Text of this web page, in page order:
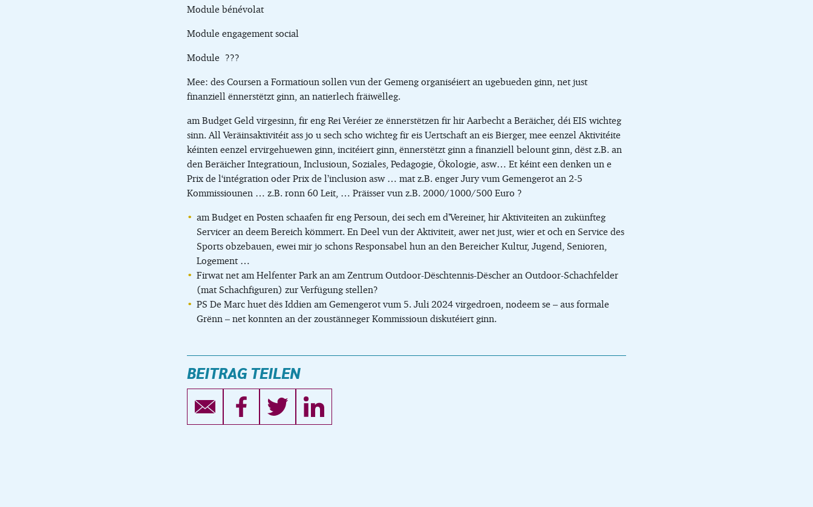
Module bénévolat
Module engagement social
Module ???
Mee: des Coursen a Formatioun sollen vun der Gemeng organiséiert an ugebueden ginn, net just
finanziell ënnerstëtzt ginn, an natierlech fräiwëlleg.
am Budget Geld virgesinn, fir eng Rei Veréier ze ënnerstëtzen fir hir Aarbecht a Beräicher, déi EIS wichteg
sinn. All Veräinsaktivitéit ass jo u sech scho wichteg fir eis Uertschaft an eis Bierger, mee eenzel Aktivitéite
kéinten eenzel ervirgehuewen ginn, incitéiert ginn, ënnerstëtzt ginn a finanziell belount ginn, dëst z.B. an
den Beräicher Integratioun, Inclusioun, Soziales, Pedagogie, Ökologie, asw… Et kéint een denken un e
Prix de l‘intégration oder Prix de l’inclusion asw … mat z.B. enger Jury vum Gemengerot an 2-5
Kommissiounen … z.B. ronn 60 Leit, … Präisser vun z.B. 2000/1000/500 Euro ?
am Budget en Posten schaafen fir eng Persoun, dei sech em d’Vereiner, hir Aktiviteiten an zukünfteg
Servicer an deem Bereich kömmert. En Deel vun der Aktiviteit, awer net just, wier et och en Service des
Sports obzebauen, ewei mir jo schons Responsabel hun an den Bereicher Kultur, Jugend, Senioren,
Logement …
Firwat net am Helfenter Park an am Zentrum Outdoor-Dëschtennis-Dëscher an Outdoor-Schachfelder
(mat Schachfiguren) zur Verfügung stellen?
PS De Marc huet dës Iddien am Gemengerot vum 5. Juli 2024 virgedroen, nodeem se – aus formale
Grënn – net konnten an der zoustänneger Kommissioun diskutéiert ginn.
BEITRAG TEILEN